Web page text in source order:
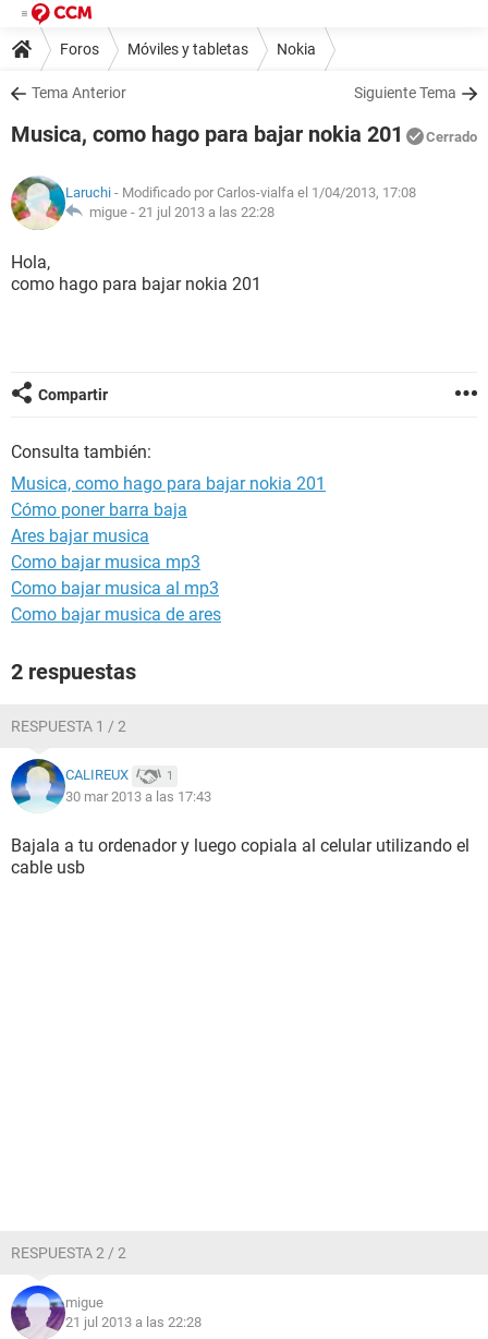
Foros Móviles y tabletas Nokia
Tema Anterior Siguiente Tema
Musica, como hago para bajar nokia 201 Cerrado
Laruchi - Modificado por Carlos-vialfa el 1/04/2013, 17:08
migue - 21 jul 2013 a las 22:28
Hola,
como hago para bajar nokia 201
Compartir
Consulta también:
Musica, como hago para bajar nokia 201
Cómo poner barra baja
Ares bajar musica
Como bajar musica mp3
Como bajar musica al mp3
Como bajar musica de ares
2 respuestas
RESPUESTA 1 / 2
CALIREUX 1
30 mar 2013 a las 17:43
Bajala a tu ordenador y luego copiala al celular utilizando el
cable usb
RESPUESTA 2 / 2
migue
21 jul 2013 a las 22:28